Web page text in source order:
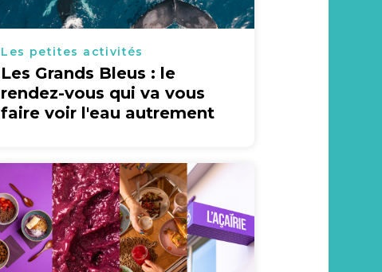
Les petites activités
Les Grands Bleus : le
rendez-vous qui va vous
faire voir l'eau autrement